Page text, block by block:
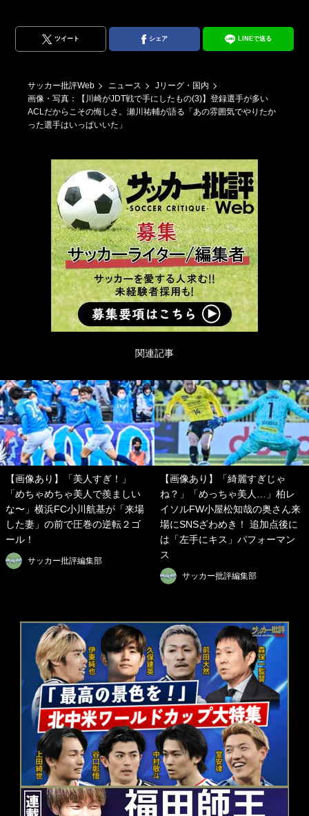
ツイート シェア LINEで送る
サッカー批評Web ニュース
Jリーグ・国内
画像・写真：【川崎がJDT戦で手にしたもの(3)】登録選手が多い
ACLだからこその悔しさ。瀬川祐輔が語る「あの雰囲気でやりたか
った選手はいっぱいいた」
関連記事
【画像あり】「美人すぎ！」
「めちゃめちゃ美人で羨ましい
な〜」横浜FC小川航基が「来場
した妻」の前で圧巻の逆転２ゴ
ール！
サッカー批評編集部
【画像あり】「綺麗すぎじゃ
ね？」「めっちゃ美人…」柏レ
イソルFW小屋松知哉の奥さん来
場にSNSざわめき！ 追加点後に
は「左手にキス」パフォーマン
ス
サッカー批評編集部